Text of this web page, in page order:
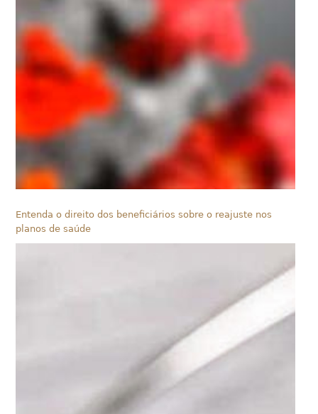
Entenda o direito dos beneficiários sobre o reajuste nos
planos de saúde